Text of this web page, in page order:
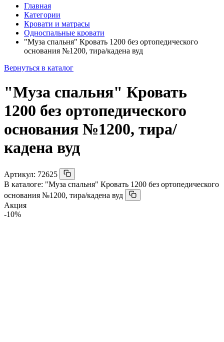
Главная
Категории
Кровати и матрасы
Односпальные кровати
"Муза спальня" Кровать 1200 без ортопедического
основания №1200, тира/кадена вуд
Вернуться в каталог
"Муза спальня" Кровать
1200 без ортопедического
основания №1200, тира/
кадена вуд
Артикул: 72625
В каталоге: "Муза спальня" Кровать 1200 без ортопедического
основания №1200, тира/кадена вуд
Акция
-10%